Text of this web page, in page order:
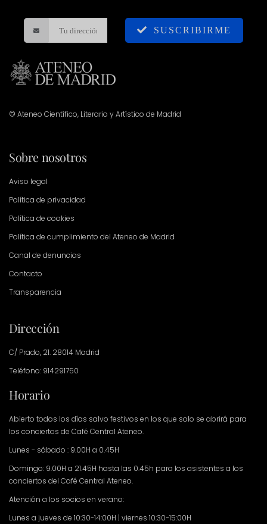
SUSCRIBIRME
© Ateneo Científico, Literario y Artístico de Madrid
Sobre nosotros
Aviso legal
Política de privacidad
Política de cookies
Política de cumplimiento del Ateneo de Madrid
Canal de denuncias
Contacto
Transparencia
Dirección
C/ Prado, 21. 28014 Madrid
Teléfono: 914291750
Horario
Abierto todos los días salvo festivos en los que solo se abrirá para
los conciertos de Café Central Ateneo.
Lunes - sábado : 9.00H a 0.45H
Domingo: 9.00H a 21.45H hasta las 0.45h para los asistentes a los
conciertos del Café Central Ateneo.
Atención a los socios en verano:
Lunes a jueves de 10:30-14:00H | viernes 10:30-15:00H